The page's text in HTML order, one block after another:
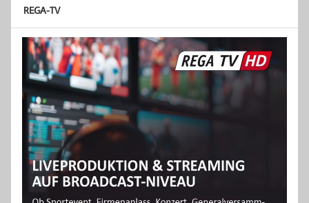
REGA-TV